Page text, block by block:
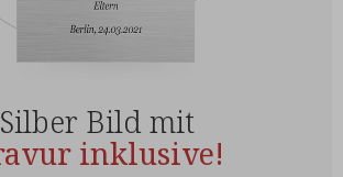
Silber Bild mit
inklusive!